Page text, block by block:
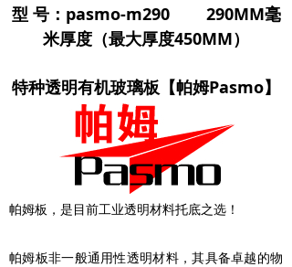
型 号：pasmo-m290 290MM毫
米厚度（最大厚度450MM）
特种透明有机玻璃板【帕姆Pasmo】
帕姆板，是目前工业透明材料托底之选！
帕姆板非一般通用性透明材料，其具备卓越的物